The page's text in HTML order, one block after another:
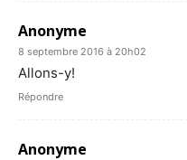
Anonyme
8 septembre 2016 à 20h02
Allons-y!
Répondre
Anonyme